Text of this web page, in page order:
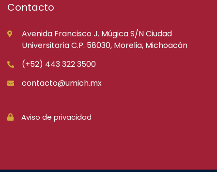
Contacto
Avenida Francisco J. Múgica S/N Ciudad
Universitaria C.P. 58030, Morelia, Michoacán
(+52) 443 322 3500
contacto@umich.mx
Aviso de privacidad